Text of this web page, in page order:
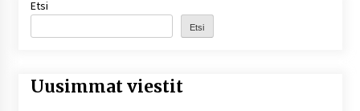
Etsi
Etsi
Uusimmat viestit